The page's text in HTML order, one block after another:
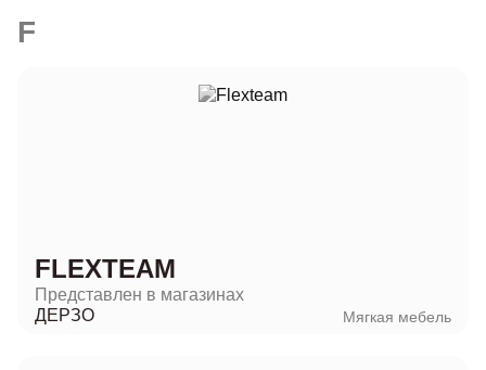
F
FLEXTEAM
Представлен в магазинах
ДЕРЗО
Мягкая мебель